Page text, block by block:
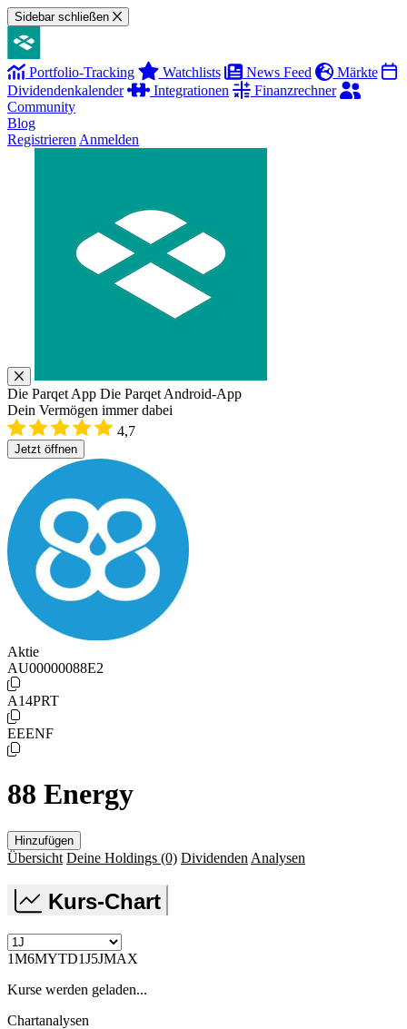
Sidebar schließen
Portfolio-Tracking Watchlists News Feed
Märkte
Dividendenkalender
Integrationen
Finanzrechner
Community
Blog
Registrieren Anmelden
Die Parqet App Die Parqet Android-App
Dein Vermögen immer dabei
4,7
Jetzt öffnen
Aktie
AU00000088E2
A14PRT
EEENF
88 Energy
Hinzufügen
Übersicht Deine Holdings (0) Dividenden Analysen
Kurs-Chart
1M6MYTD1J5JMAX
Kurse werden geladen...
Chartanalysen